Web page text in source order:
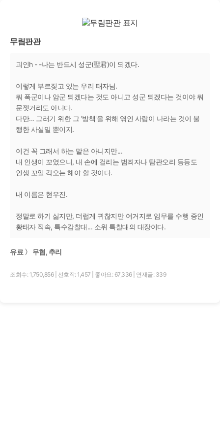
무림판관
괴인h - -나는 반드시 성군(聖君)이 되겠다.
이렇게 부르짖고 있는 우리 태자님.
뭐 폭군이나 암군 되겠다는 것도 아니고 성군 되겠다는 것이야 뭐
문젯거리도 아니다.
다만... 그러기 위한 그 '방책'을 위해 엮인 사람이 나라는 것이 불
행한 사실일 뿐이지.
이건 꼭 그래서 하는 말은 아니지만...
내 인생이 꼬였으니, 내 손에 걸리는 범죄자나 탐관오리 등등도
인생 꼬일 각오는 해야 할 것이다.
내 이름은 현우진.
정말로 하기 싫지만, 더럽게 귀찮지만 어거지로 임무를 수행 중인
황태자 직속, 특수감찰대... 소위 특찰대의 대장이다.
유료 〉 무협, 추리
조회수: 1,750,856 선호작: 1,457 좋아요: 67,336 연재글: 339